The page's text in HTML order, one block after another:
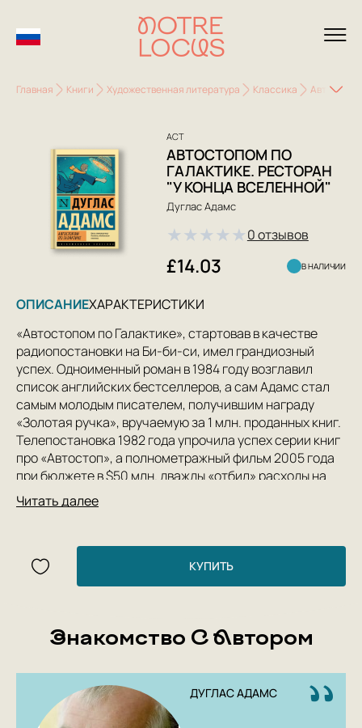
Главная Книги Художественная литература Классика
АСТ
АВТОСТОПОМ ПО
ГАЛАКТИКЕ. РЕСТОРАН
"У КОНЦА ВСЕЛЕННОЙ"
Дуглас Адамс
★★★★★0 отзывов
£14.03 В НАЛИЧИИ
ОПИСАНИЕХАРАКТЕРИСТИКИ
«Автостопом по Галактике», стартовав в качестве
радиопостановки на Би-би-си, имел грандиозный
успех. Одноименный роман в 1984 году возглавил
список английских бестселлеров, а сам Адамс стал
самым молодым писателем, получившим награду
«Золотая ручка», вручаемую за 1 млн. проданных книг.
Телепостановка 1982 года упрочила успех серии книг
про «Автостоп», а полнометражный фильм 2005 года
при бюджете в $50 млн. дважды «отбил» расходы на
экранизацию и был номинирован на 7 премий.
Популярность сатирической «трилогии в пяти частях»
индустрию. Так, группы Radiohead, Coldplay, NOFX
используют цитаты из романа Адамса, а Level 42
названа в честь главной сюжетной линии романа.
диалогами персонажей Адамса.
Читать далее
КУПИТЬ
Знакомство С Автором
ДУГЛАС АДАМС